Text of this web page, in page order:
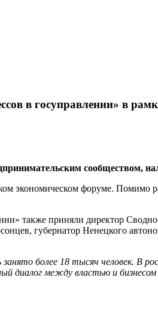
в госуправлении» в
сообществом,
экономическом форуме. Помимо
также приняли директор
губернатор Ненецкого
более 18 тысяч человек. В
диалог между властью и